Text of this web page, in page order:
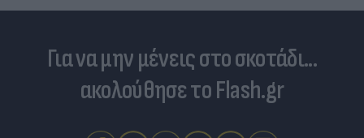
Για να μην μένεις στο σκοτάδι...
ακολούθησε το Flash.gr